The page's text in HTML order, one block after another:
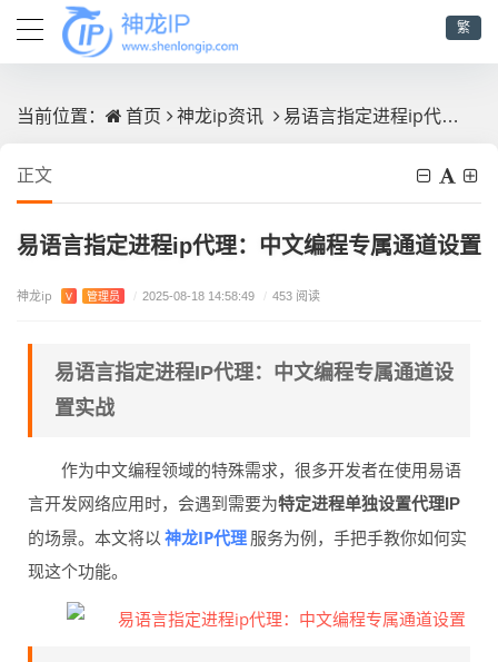
繁
当前位置： 首页 神龙ip资讯 易语言指定进程ip代理：中文编程专属通道设置
正文
易语言指定进程ip代理：中文编程专属通道设置
神龙ip V 管理员 / 2025-08-18 14:58:49 / 453 阅读
易语言指定进程IP代理：中文编程专属通道设
置实战
作为中文编程领域的特殊需求，很多开发者在使用易语
言开发网络应用时，会遇到需要为特定进程单独设置代理IP
的场景。本文将以 神龙IP代理 服务为例，手把手教你如何实
现这个功能。